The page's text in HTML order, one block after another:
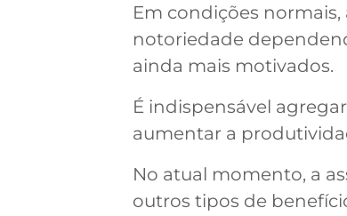
Em condições
notoriedade
ainda mais motivados.
É indispensável
aumentar a
No atual momento, a
outros tipos de